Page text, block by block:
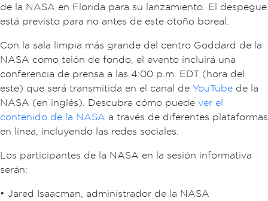
de la NASA en Florida para su lanzamiento. El despegue
está previsto para no antes de este otoño boreal.
Con la sala limpia más grande del centro Goddard de la
NASA como telón de fondo, el evento incluirá una
conferencia de prensa a las 4:00 p.m. EDT (hora del
este) que será transmitida en el canal de YouTube de la
NASA (en inglés). Descubra cómo puede ver el
contenido de la NASA a través de diferentes plataformas
en línea, incluyendo las redes sociales.
Los participantes de la NASA en la sesión informativa
serán:
• Jared Isaacman, administrador de la NASA